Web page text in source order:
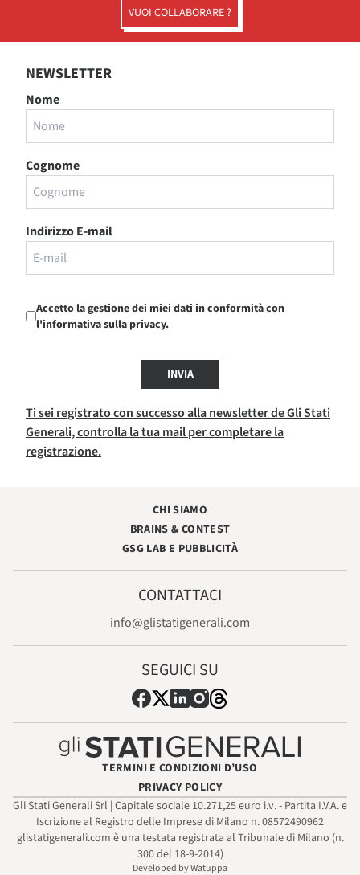
VUOI COLLABORARE ?
NEWSLETTER
Nome
Cognome
Indirizzo E-mail
Accetto la gestione dei miei dati in conformità con
l'informativa sulla privacy.
INVIA
Ti sei registrato con successo alla newsletter de Gli Stati
Generali, controlla la tua mail per completare la
registrazione.
CHI SIAMO
BRAINS & CONTEST
GSG LAB E PUBBLICITÀ
CONTATTACI
info@glistatigenerali.com
SEGUICI SU
TERMINI E CONDIZIONI D’USO
PRIVACY POLICY
Gli Stati Generali Srl | Capitale sociale 10.271,25 euro i.v. - Partita I.V.A. e
Iscrizione al Registro delle Imprese di Milano n. 08572490962
glistatigenerali.com è una testata registrata al Tribunale di Milano (n.
300 del 18-9-2014)
Developed by Watuppa